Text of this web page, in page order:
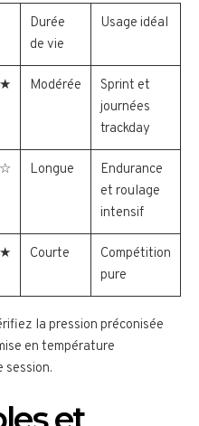
Durée
de vie
Usage idéal
Modérée
Sprint et
journées
trackday
Longue
Endurance
et roulage
intensif
Courte
Compétition
pure
la pression préconisée
en température
session.